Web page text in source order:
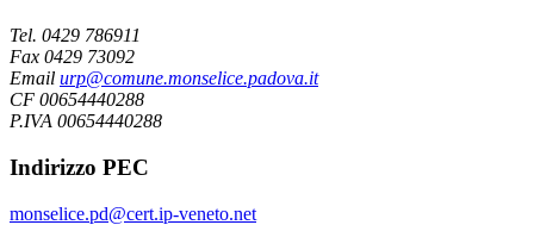
Tel. 0429 786911
Fax 0429 73092
Email urp@comune.monselice.padova.it
CF 00654440288
P.IVA 00654440288
Indirizzo PEC
monselice.pd@cert.ip-veneto.net